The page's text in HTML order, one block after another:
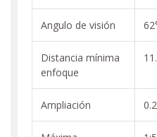
Angulo de visión
Distancia mínima
enfoque
Ampliación